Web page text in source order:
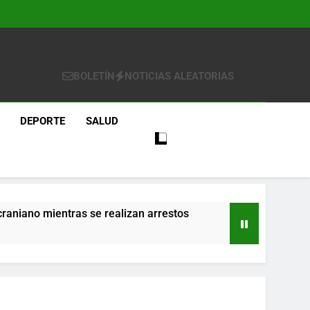
BOLETÍN NOTICIAS ALEATORIAS
DEPORTE SALUD
mientras se realizan arrestos